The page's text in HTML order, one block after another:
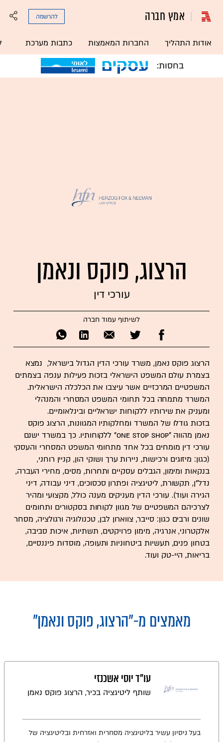
אמץ חברה
אודות התהליך החברות המאמצות כתבות מערכת
להרשמה
בחסות:
הרצוג, פוקס ונאמן
עורכי דין
לשיתוף עמוד חברה
הרצוג פוקס נאמן, משרד עורכי הדין הגדול בישראל, נמצא
בצמרת עולם המשפט הישראלי בזכות פעילות ענפה בצמתים
המשפטיים המרכזיים אשר עיצבו את הכלכלה הישראלית.
המשרד מתמחה בכל תחומי המשפט המסחרי והמנהלי
ומעניק את שירותיו ללקוחות ישראליים ובינלאומיים.
בזכות גודלו של המשרד ומחלקותיו המגוונות, הרצוג פוקס
נאמן מהווה "One Stop Shop" ללקוחותיו. כך במשרד ישנם
עורכי דין מומחים בכל אחד מתחומי המשפט המסחרי והעסקי
(כגון: מיזוגים ורכישות, ניירות ערך ושוקי הון, קניין רוחני,
בנקאות ומימון, הגבלים עסקיים ותחרות, מסים, מחירי העברה,
נדל"ן, תקשורת, ליטיגציה ופתרון סכסוכים, דיני עבודה, דיני
הגירה ועוד). עורכי הדין מעניקים מענה כולל, מקצועי ומהיר
לצרכיהם המשפטיים של מגוון לקוחות בסקטורים ותחומים
שונים ורבים כגון: סייבר, צווארון לבן, טכנולוגיה ורגולציה, מסחר
אלקטרוני, אנרגיה, מימון פרויקטים, תשתיות, איכות סביבה,
בטחון פנים, תעשיות ביטחוניות ותעופה, מוסדות פיננסיים,
בריאות, היי-טק ועוד.
מאמצים מ-"הרצוג, פוקס ונאמן"
עו"ד יוסי אשכנזי
שותף ליטיגציה בכיר, הרצוג פוקס נאמן
בעל ניסיון עשיר בליטיגציה מסחרית ואזרחית ובליטיגציה של